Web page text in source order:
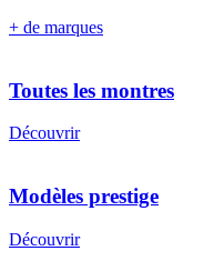
+ de marques
Toutes les montres
Découvrir
Modèles prestige
Découvrir